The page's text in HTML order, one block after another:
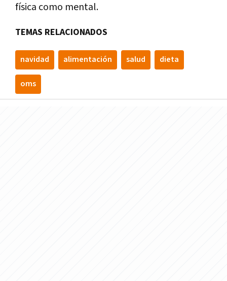
física como mental.
TEMAS RELACIONADOS
navidad alimentación salud dieta
oms